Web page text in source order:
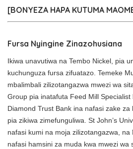
[BONYEZA HAPA KUTUMA
Fursa Nyingine Zinazohusiana
Ikiwa unavutiwa na Tembo Nickel, pia
kuchunguza fursa zifuatazo. Temeke
mbalimbali zilizotangazwa mwezi wa
Group pia inatafuta Feed Mill Specialist
Diamond Trust Bank ina nafasi zake
pia zikiwa zimefunguliwa. St John’s
nafasi kumi na moja zilizotangazwa, na
nafasi hamsini za muda kwa mwezi wa